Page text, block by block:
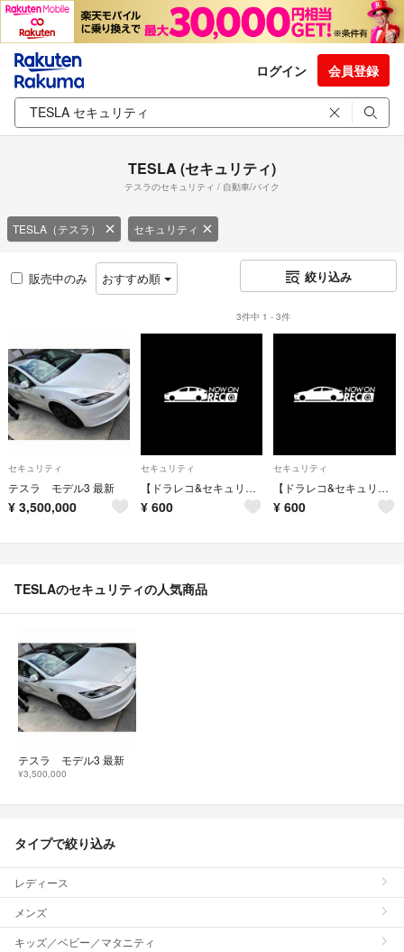
ログイン 会員登録
TESLA (セキュリティ)
テスラのセキュリティ / 自動車/バイク
TESLA（テスラ） セキュリティ
販売中のみ おすすめ順 絞り込み
3件中 1 - 3件
セキュリティ
テスラ モデル3 最新
¥ 3,500,000
セキュリティ
【ドラレコ&セキュリティ】テスラ モデルX 録画中 ステッカー
¥ 600
セキュリティ
【ドラレコ&セキュリティ】テスラ モデルS 録画中 ステッカー
¥ 600
TESLAのセキュリティの人気商品
テスラ モデル3 最新
¥3,500,000
タイプで絞り込み
レディース
メンズ
キッズ／ベビー／マタニティ